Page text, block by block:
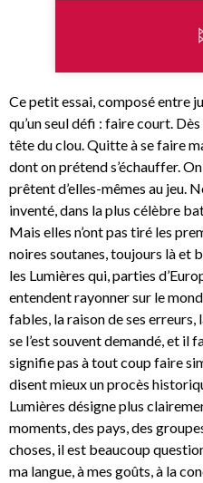
Ce petit essai, composé entre
qu’un seul défi : faire court.
tête du clou. Quitte à se faire
dont on prétend s’échauffer.
prêtent d’elles-mêmes au jeu.
inventé, dans la plus célèbre
Mais elles n’ont pas tiré les
noires soutanes, toujours là et
les Lumières qui, parties
entendent rayonner sur le
fables, la raison de ses erreurs,
se l’est souvent demandé, et il
signifie pas à tout coup faire
disent mieux un procès
Lumières désigne plus
moments, des pays, des
choses, il est beaucoup
ma langue, à mes goûts, à la